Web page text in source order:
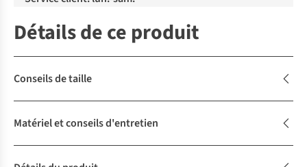
Détails de ce produit
Conseils de taille
Matériel et conseils d'entretien